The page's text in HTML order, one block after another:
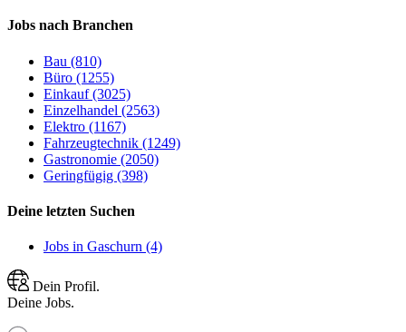
Jobs nach Branchen
Bau (810)
Büro (1255)
Einkauf (3025)
Einzelhandel (2563)
Elektro (1167)
Fahrzeugtechnik (1249)
Gastronomie (2050)
Geringfügig (398)
Deine letzten Suchen
Jobs in Gaschurn (4)
Dein Profil.
Deine Jobs.